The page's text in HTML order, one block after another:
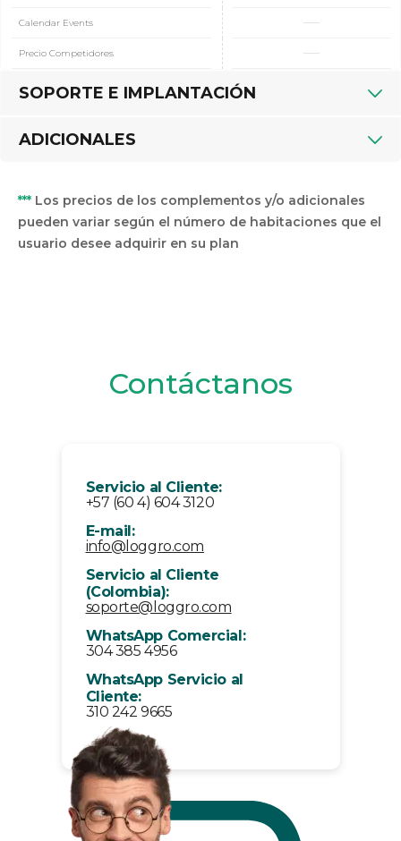
Calendar Events
Precio Competidores
SOPORTE E IMPLANTACIÓN
ADICIONALES
*** Los precios de los complementos y/o adicionales
pueden variar según el número de habitaciones que el
usuario desee adquirir en su plan
Contáctanos
Servicio al Cliente:
+57 (60 4) 604 3120
E-mail:
info@loggro.com
Servicio al Cliente
(Colombia):
soporte@loggro.com
WhatsApp Comercial:
304 385 4956
WhatsApp Servicio al
Cliente:
310 242 9665